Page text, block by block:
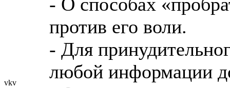
vkv
против его воли.
- Для
любой информации